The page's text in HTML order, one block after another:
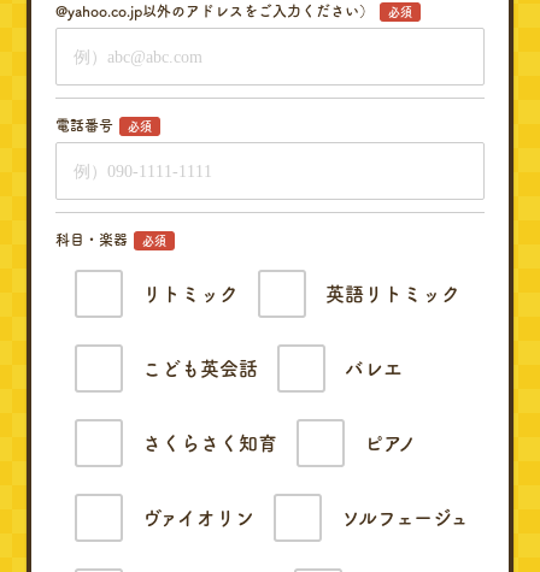
@yahoo.co.jp以外のアドレスをご入力ください）
必須
電話番号 必須
科目・楽器 必須
リトミック 英語リトミック
こども英会話 バレエ
さくらさく知育 ピアノ
ヴァイオリン ソルフェージュ